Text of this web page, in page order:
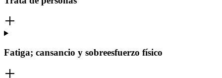
Fatiga; cansancio y sobreesfuerzo físico